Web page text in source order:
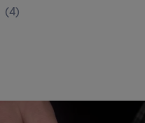
(4)